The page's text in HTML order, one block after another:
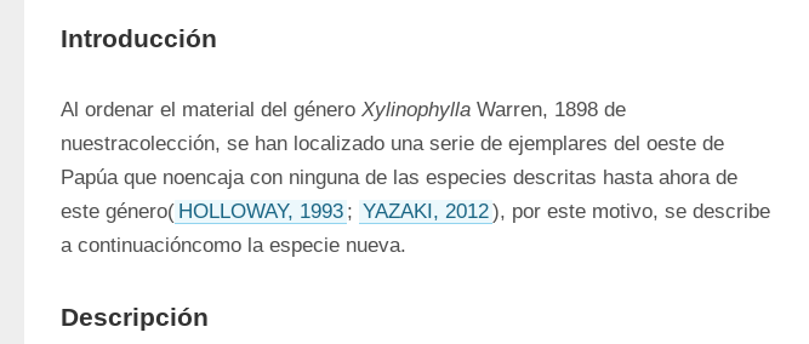
Introducción
Al ordenar el material del género Xylinophylla Warren, 1898 de
nuestracolección, se han localizado una serie de ejemplares del oeste de
Papúa que noencaja con ninguna de las especies descritas hasta ahora de
este género( HOLLOWAY, 1993 ; YAZAKI, 2012), por este motivo, se describe
a continuacióncomo la especie nueva.
Descripción